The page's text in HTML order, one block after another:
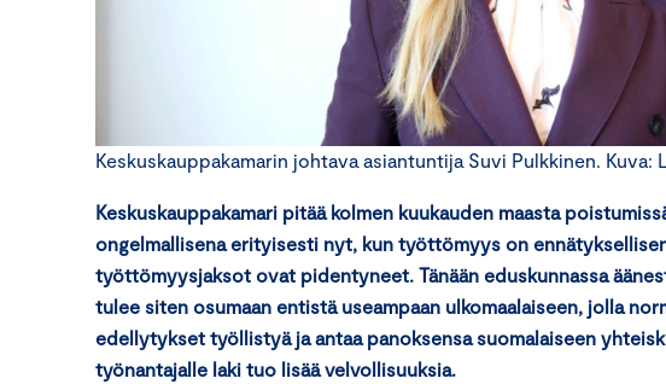
Keskuskauppakamarin johtava asiantuntija Suvi Pulkkinen. Kuva:
Keskuskauppakamari pitää kolmen kuukauden maasta
ongelmallisena erityisesti nyt, kun työttömyys on
työttömyysjaksot ovat pidentyneet. Tänään eduskunnassa
tulee siten osumaan entistä useampaan ulkomaalaiseen, jolla
edellytykset työllistyä ja antaa panoksensa suomalaiseen
työnantajalle laki tuo lisää velvollisuuksia.